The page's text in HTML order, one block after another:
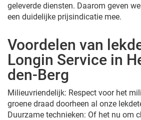
geleverde diensten. Daarom geven
een duidelijke prijsindicatie mee.
Voordelen van
Longin Service in
den-Berg
Milieuvriendelijk: Respect voor het
groene draad doorheen al onze
Duurzame technieken: Of het nu om